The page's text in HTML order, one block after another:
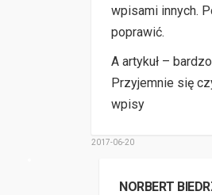
wpisami innych.
poprawić.
A artykuł –
Przyjemnie się
wpisy
2017-06-20
NORBERT